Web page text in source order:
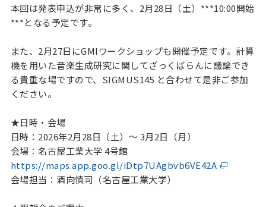
本回は発表申込が非常に多く、2月28日（土）***10:00開始
***となる予定です。
また、2月27日にGMIワークショップも開催予定です。計算
機を用いた音楽生成研究に関してざっくばらんに議論でき
る貴重な場ですので、SIGMUS145 と合わせて是非ご参加
ください。
★日時・会場
日時：2026年2月28日（土）〜 3月2日（月）
会場：名古屋工業大学 4号館
https://maps.app.goo.gl/iDtp7UAgbvb6VE42A
会場担当：酒向慎司（名古屋工業大学）